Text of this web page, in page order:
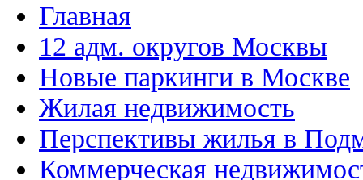
Главная
12 адм. округов Москвы
Новые паркинги в Москве
Жилая недвижимость
Перспективы жилья в
Коммерческая